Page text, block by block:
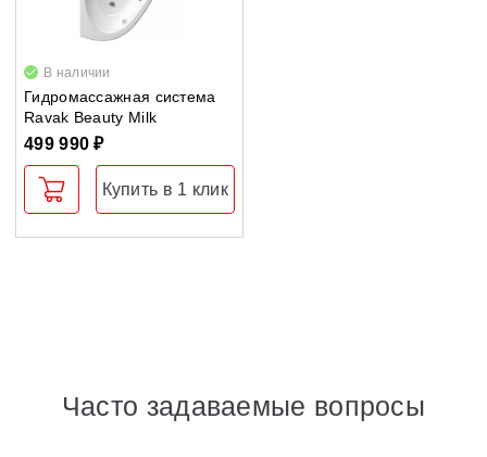
Душевые уголки
Поддоны для душа
Сиденья OVO для душевых уголков
Полотенцесушители
В наличии
Гидромассажная система
Ravak Beauty Milk
499 990 ₽
Купить в 1 клик
Часто задаваемые вопросы